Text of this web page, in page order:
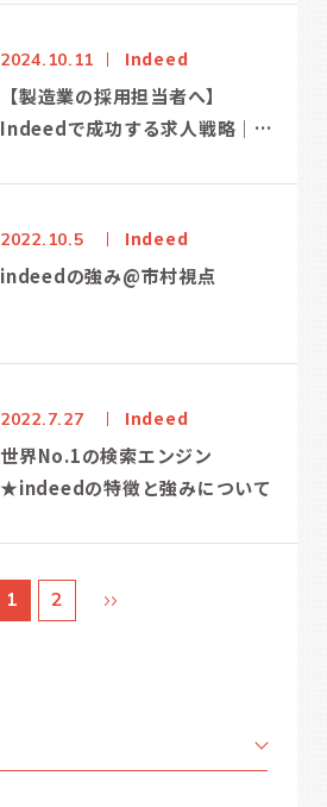
2024.10.11 Indeed
【製造業の採用担当者へ】
Indeedで成功する求人戦略｜事
2022.10.5 Indeed
indeedの強み@市村視点
2022.7.27 Indeed
世界No.1の検索エンジン
★indeedの特徴と強みについて
1 2